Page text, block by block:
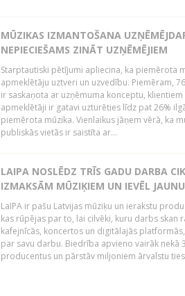
MŪZIKAS IZMANTOŠANA
NEPIECIEŠAMS ZINĀT UZŅĒMĒJIEM
Starptautiski pētījumi apliecina, ka piemērota
apmeklētāju uztveri un uzvedību. Piemēram,
ir saskaņota ar uzņēmuma konceptu,
apmeklētāji ir gatavi uzturēties līdz pat 26%
piemērota mūzika. Vienlaikus jāņem vērā, ka
publiskās vietās ir saistīta ar...
LAIPA NOSLĒDZ TRĪS GADU DARBA
IZMAKSĀM MŪZIĶIEM UN IEVĒL
LaIPA ir pašu Latvijas mūziķu un ierakstu
kas rūpējas par to, lai cilvēki, kuru darbs skan
kafejnīcās, koncertos un digitālajās
par savu darbu. Biedrība apvieno vairāk nekā
producentus un pārstāv miljoniem ārvalstu